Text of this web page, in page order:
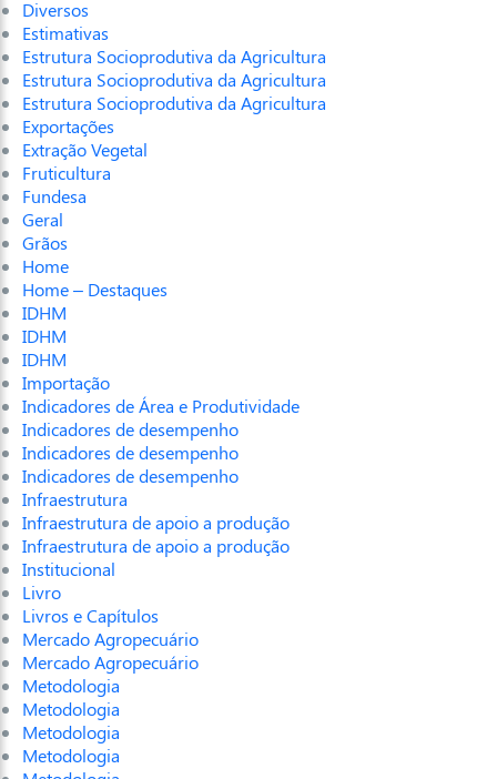
Diversos
Estimativas
Estrutura Socioprodutiva da Agricultura
Estrutura Socioprodutiva da Agricultura
Estrutura Socioprodutiva da Agricultura
Exportações
Extração Vegetal
Fruticultura
Fundesa
Geral
Grãos
Home
Home – Destaques
IDHM
IDHM
IDHM
Importação
Indicadores de Área e Produtividade
Indicadores de desempenho
Indicadores de desempenho
Indicadores de desempenho
Infraestrutura
Infraestrutura de apoio a produção
Infraestrutura de apoio a produção
Institucional
Livro
Livros e Capítulos
Mercado Agropecuário
Mercado Agropecuário
Metodologia
Metodologia
Metodologia
Metodologia